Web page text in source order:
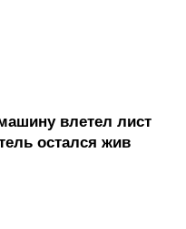
влетел лист
остался жив